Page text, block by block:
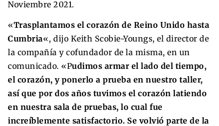
Noviembre 2021.
«Trasplantamos el corazón de Reino Unido hasta
Cumbria«, dijo Keith Scobie-Youngs, el director de
la compañía y cofundador de la misma, en un
comunicado. «Pudimos armar el lado del tiempo,
el corazón, y ponerlo a prueba en nuestro taller,
así que por dos años tuvimos el corazón latiendo
en nuestra sala de pruebas, lo cual fue
increíblemente satisfactorio. Se volvió parte de la